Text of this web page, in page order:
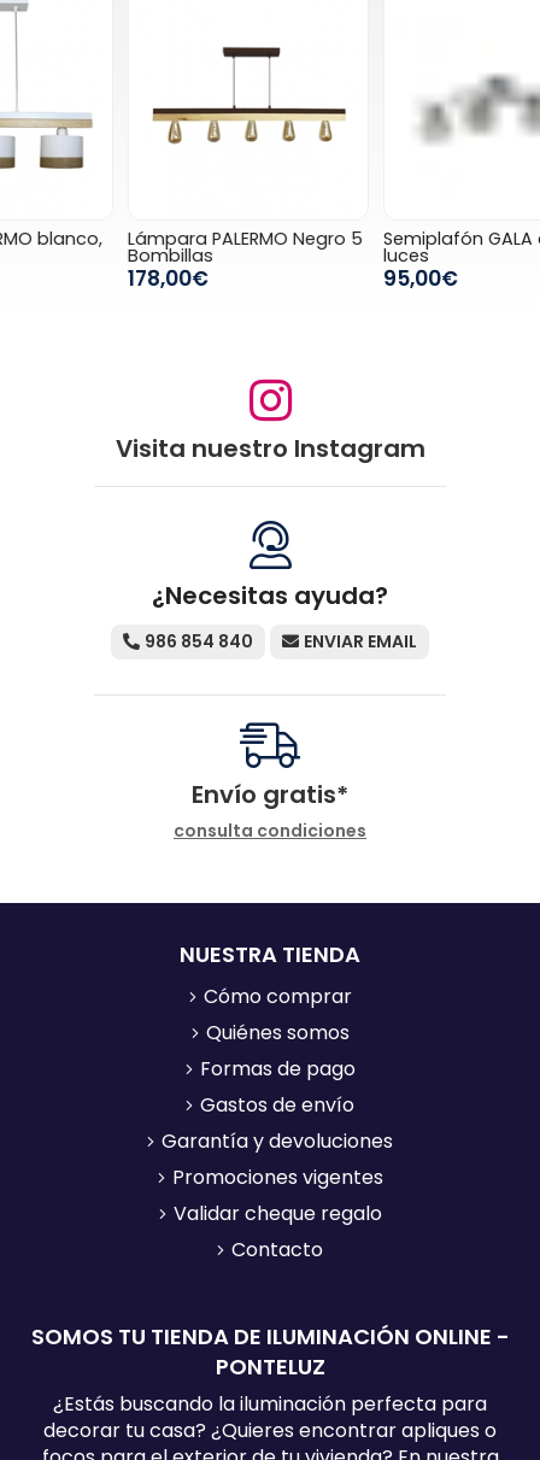
Lámpara PALERMO Negro 5
Bombillas
Semiplafón GALA cromo, 4
luces
Visita nuestro Instagram
¿Necesitas ayuda?
986 854 840 ENVIAR EMAIL
Envío gratis*
consulta condiciones
SOMOS TU TIENDA DE ILUMINACIÓN ONLINE -
PONTELUZ
¿Estás buscando la iluminación perfecta para
decorar tu casa? ¿Quieres encontrar apliques o
NUESTRA TIENDA
Cómo comprar
Quiénes somos
Formas de pago
Gastos de envío
Garantía y devoluciones
Promociones vigentes
Validar cheque regalo
Contacto